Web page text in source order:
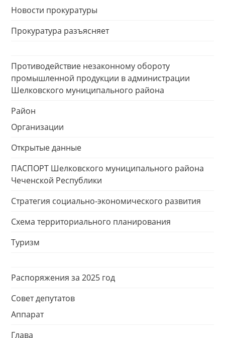
Новости прокуратуры
Прокуратура разъясняет
Противодействие незаконному обороту
промышленной продукции в администрации
Шелковского муниципального района
Район
Организации
Открытые данные
ПАСПОРТ Шелковского муниципального района
Чеченской Республики
Стратегия социально-экономического развития
Схема территориального планирования
Туризм
Распоряжения за 2025 год
Совет депутатов
Аппарат
Глава